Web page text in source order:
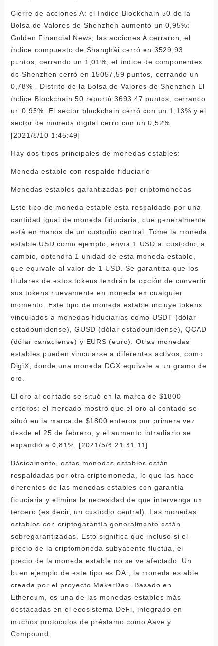
Cierre de acciones A: el índice Blockchain 50 de la
Bolsa de Valores de Shenzhen aumentó un 0,95%:
Golden Financial News, las acciones A cerraron, el
índice compuesto de Shanghái cerró en 3529,93
puntos, cerrando un 1,01%, el índice de componentes
de Shenzhen cerró en 15057,59 puntos, cerrando un
0,78% , Distrito de la Bolsa de Valores de Shenzhen El
índice Blockchain 50 reportó 3693.47 puntos, cerrando
un 0.95%. El sector blockchain cerró con un 1,13% y el
sector de moneda digital cerró con un 0,52%.
[2021/8/10 1:45:49]
Hay dos tipos principales de monedas estables:
Moneda estable con respaldo fiduciario
Monedas estables garantizadas por criptomonedas
Este tipo de moneda estable está respaldado por una
cantidad igual de moneda fiduciaria, que generalmente
está en manos de un custodio central. Tome la moneda
estable USD como ejemplo, envía 1 USD al custodio, a
cambio, obtendrá 1 unidad de esta moneda estable,
que equivale al valor de 1 USD. Se garantiza que los
titulares de estos tokens tendrán la opción de convertir
sus tokens nuevamente en moneda en cualquier
momento. Este tipo de moneda estable incluye tokens
vinculados a monedas fiduciarias como USDT (dólar
estadounidense), GUSD (dólar estadounidense), QCAD
(dólar canadiense) y EURS (euro). Otras monedas
estables pueden vincularse a diferentes activos, como
DigiX, donde una moneda DGX equivale a un gramo de
oro.
El oro al contado se situó en la marca de $1800
enteros: el mercado mostró que el oro al contado se
situó en la marca de $1800 enteros por primera vez
desde el 25 de febrero, y el aumento intradiario se
expandió a 0,81%. [2021/5/6 21:31:11]
Básicamente, estas monedas estables están
respaldadas por otra criptomoneda, lo que las hace
diferentes de las monedas estables con garantía
fiduciaria y elimina la necesidad de que intervenga un
tercero (es decir, un custodio central). Las monedas
estables con criptogarantía generalmente están
sobregarantizadas. Esto significa que incluso si el
precio de la criptomoneda subyacente fluctúa, el
precio de la moneda estable no se ve afectado. Un
buen ejemplo de este tipo es DAI, la moneda estable
creada por el proyecto MakerDao. Basado en
Ethereum, es una de las monedas estables más
destacadas en el ecosistema DeFi, integrado en
muchos protocolos de préstamo como Aave y
Compound.